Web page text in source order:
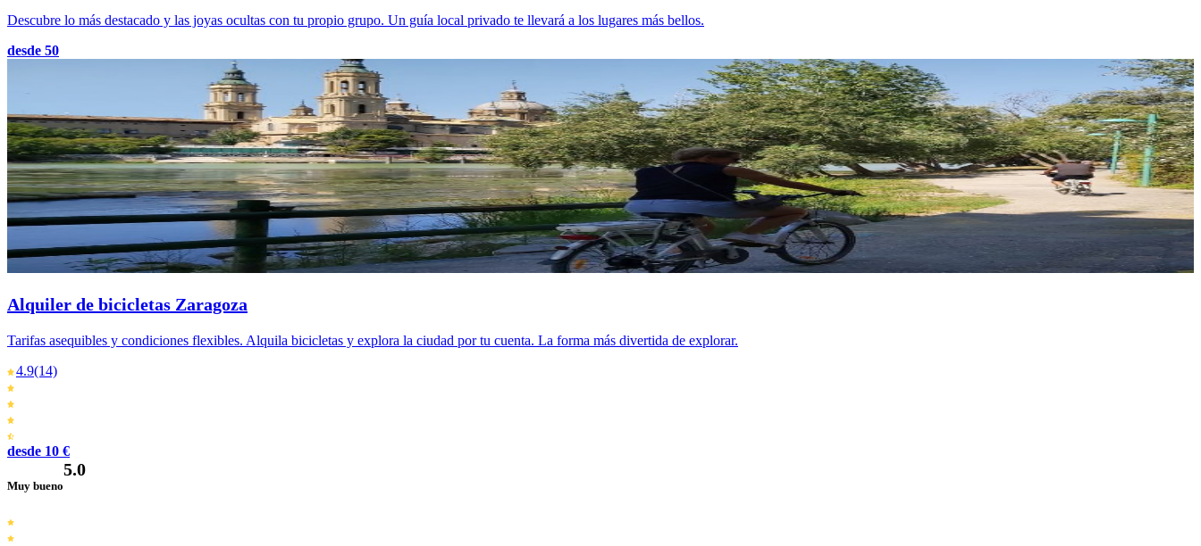
Descubre lo más destacado y las joyas ocultas con tu propio grupo. Un guía local privado te llevará a los lugares más bellos.
desde 50
Alquiler de bicicletas Zaragoza
Tarifas asequibles y condiciones flexibles. Alquila bicicletas y explora la ciudad por tu cuenta. La forma más divertida de explorar.
4.9(14)
desde 10 €
Muy bueno
5.0